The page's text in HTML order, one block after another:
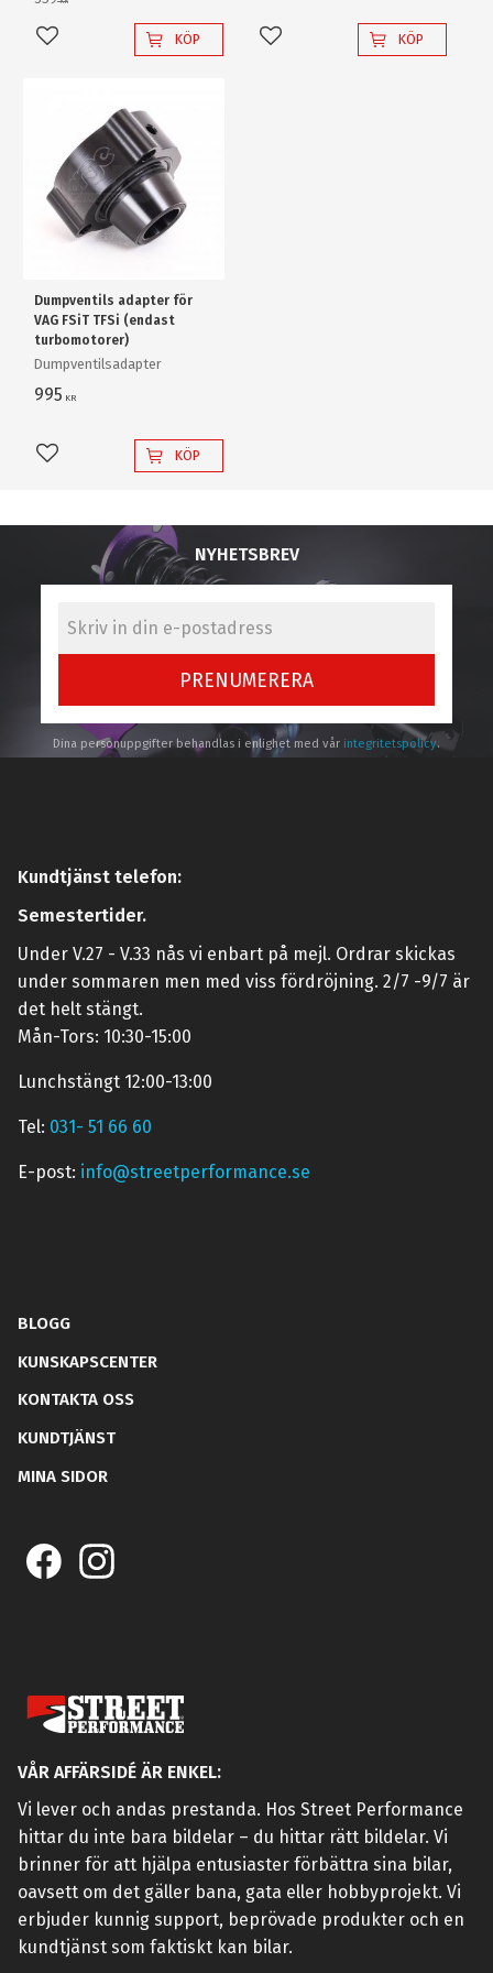
Lägg till i favoriter
KÖP Lägg till i favoriter
KÖP
Dumpventils adapter för
VAG FSiT TFSi (endast
turbomotorer)
Dumpventilsadapter
995 KR
Lägg till i favoriter
KÖP
NYHETSBREV
PRENUMERERA
Dina personuppgifter behandlas i enlighet med vår integritetspolicy.
Kundtjänst telefon:
Semestertider.
Under V.27 - V.33 nås vi enbart på mejl. Ordrar skickas
under sommaren men med viss fördröjning. 2/7 -9/7 är
det helt stängt.
Mån-Tors: 10:30-15:00
Lunchstängt 12:00-13:00
Tel: 031- 51 66 60
E-post: info@streetperformance.se
BLOGG
KUNSKAPSCENTER
KONTAKTA OSS
KUNDTJÄNST
MINA SIDOR
VÅR AFFÄRSIDÉ ÄR ENKEL:
Vi lever och andas prestanda. Hos Street Performance
hittar du inte bara bildelar – du hittar rätt bildelar. Vi
brinner för att hjälpa entusiaster förbättra sina bilar,
oavsett om det gäller bana, gata eller hobbyprojekt. Vi
erbjuder kunnig support, beprövade produkter och en
kundtjänst som faktiskt kan bilar.